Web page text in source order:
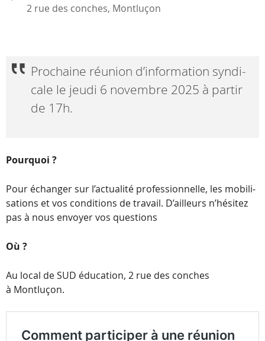
2 rue des conches, Montluçon
Prochaine réunion d’in­for­ma­tion syn­di­
cale le jeudi 6 novembre 2025 à par­tir
de 17h.
Pourquoi ?
Pour échan­ger sur l’ac­tua­lité pro­fes­sion­nelle, les mobi­li­
sa­tions et vos condi­tions de tra­vail. D’ailleurs n’hé­si­tez
pas à nous envoyer vos questions
Où ?
Au local de SUD édu­ca­tion, 2 rue des conches
à Montluçon.